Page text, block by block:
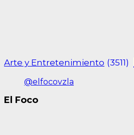
Arte y Entretenimiento (3511)
@elfocovzla
El Foco